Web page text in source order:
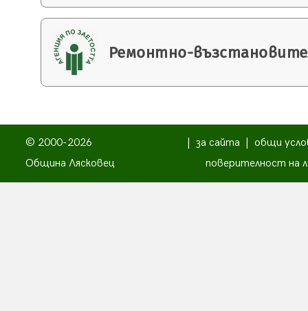
Ремонтно-
© 2000-2026
Община Лясковец
за сайта
общи
поверителност на